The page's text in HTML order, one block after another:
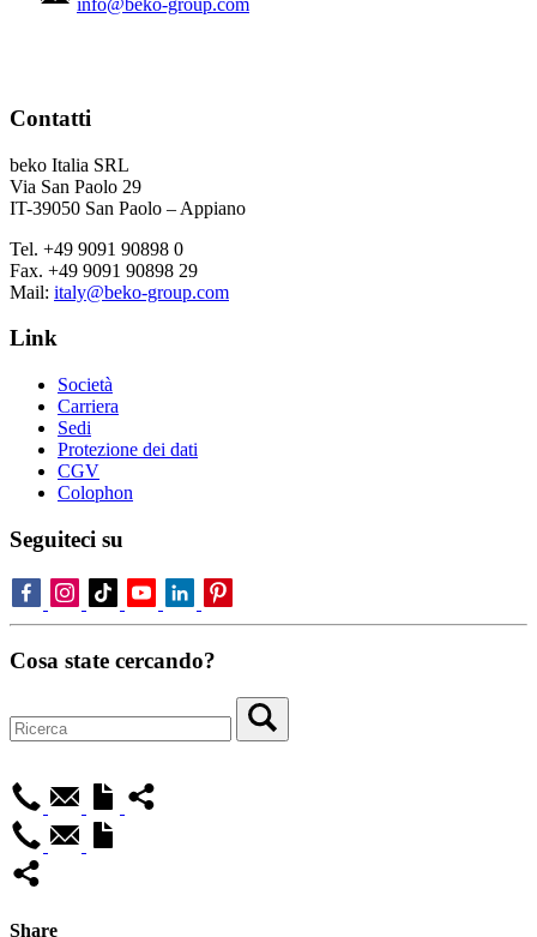
info@beko-group.com
Contatti
beko Italia SRL
Via San Paolo 29
IT-39050 San Paolo – Appiano
Tel. +49 9091 90898 0
Fax. +49 9091 90898 29
Mail: italy@beko-group.com
Link
Società
Carriera
Sedi
Protezione dei dati
CGV
Colophon
Seguiteci su
Cosa state cercando?
Share